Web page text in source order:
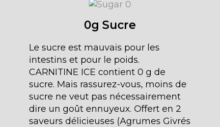
0g Sucre
Le sucre est mauvais pour les
intestins et pour le poids.
CARNITINE ICE contient 0 g de
sucre. Mais rassurez-vous, moins de
sucre ne veut pas nécessairement
dire un goût ennuyeux. Offert en 2
saveurs délicieuses (Agrumes Givrés